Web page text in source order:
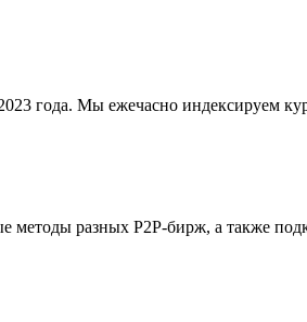
2023 года. Мы ежечасно
методы разных P2P-бирж, а также